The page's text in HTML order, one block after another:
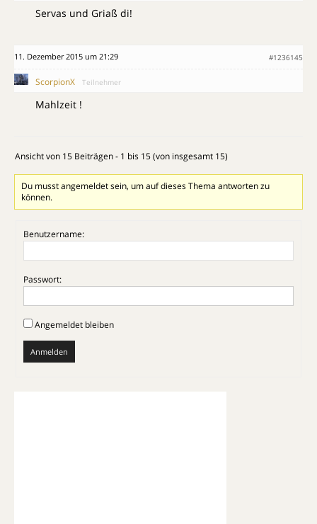
Servas und Griaß di!
11. Dezember 2015 um 21:29 #1236145
ScorpionX Teilnehmer
Mahlzeit !
Ansicht von 15 Beiträgen - 1 bis 15 (von insgesamt 15)
Du musst angemeldet sein, um auf dieses Thema antworten zu
können.
Benutzername:
Passwort:
Angemeldet bleiben
Anmelden